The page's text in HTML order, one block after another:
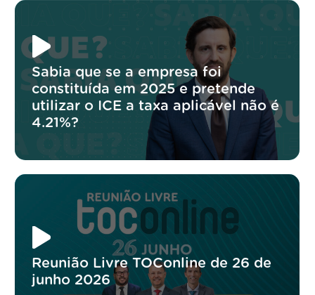
Sabia que se a empresa foi
constituída em 2025 e pretende
utilizar o ICE a taxa aplicável não é
4.21%?
Reunião Livre TOConline de 26 de
junho 2026